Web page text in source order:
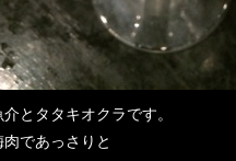
介とタタキオクラです。
肉であっさりと